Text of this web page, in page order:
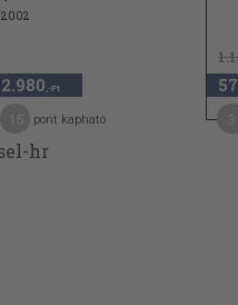
2002
2.980 ,-Ft
pont kapható